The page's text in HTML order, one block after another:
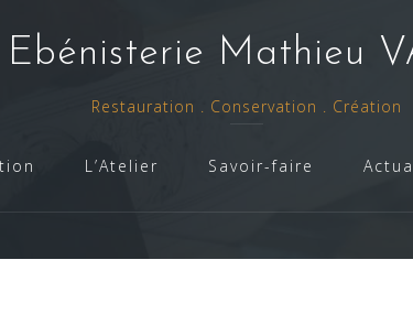
Ebénisterie Mathieu
Restauration . Conservation . Création
L’Atelier Savoir-faire